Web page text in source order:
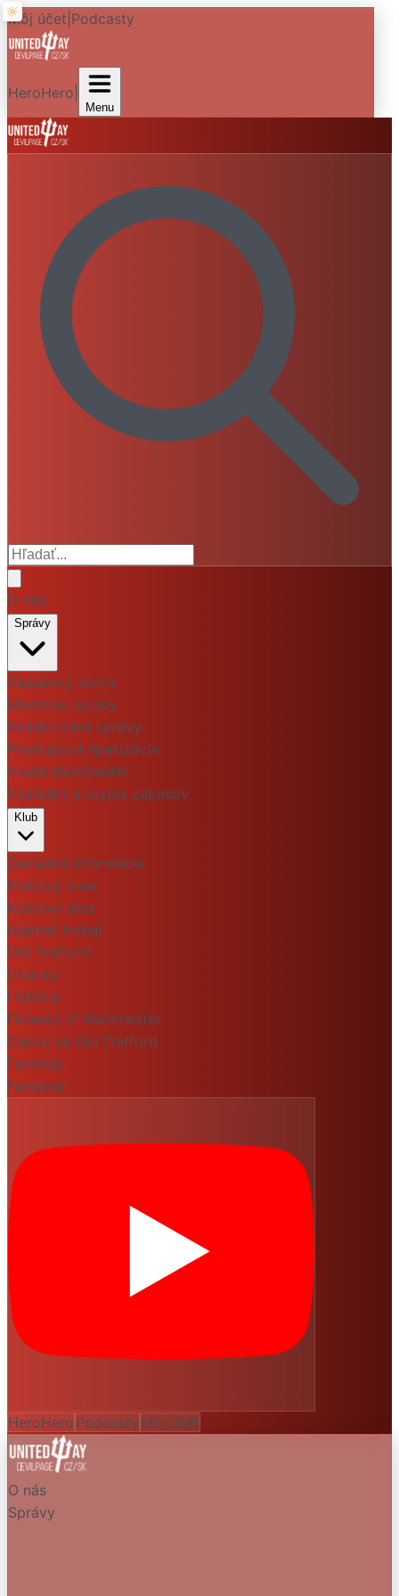
Môj účet Podcasty
HeroHero
Menu
O nás
Správy
Zápasový servis
Mediálne správy
Redaktorské správy
Prestupové špekulácie
Inside Manchester
Výsledky a rozpis zápasov
Klub
Základné informácie
Klubový znak
Klubový dres
Kabinet trofejí
Old Trafford
Chorály
História
Flowers of Manchester
Cestuj na Old Trafford
Fanshop
Fanzóna
HeroHero Podcasty Môj účet
O nás
Správy